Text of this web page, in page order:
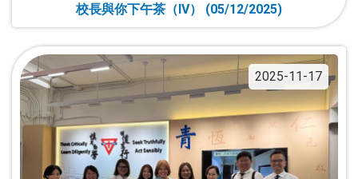
校長與你下午茶（IV） (05/12/2025)
2025-11-17